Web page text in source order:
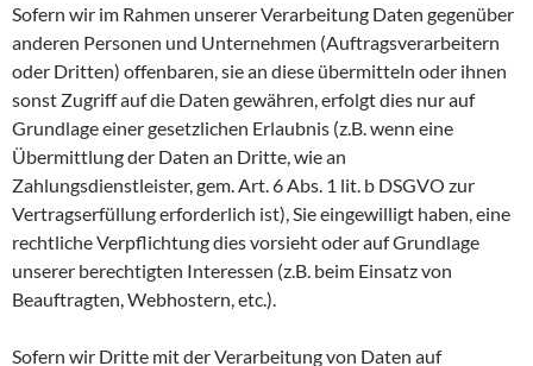
Sofern wir im Rahmen unserer Verarbeitung Daten gegenüber
anderen Personen und Unternehmen (Auftragsverarbeitern
oder Dritten) offenbaren, sie an diese übermitteln oder ihnen
sonst Zugriff auf die Daten gewähren, erfolgt dies nur auf
Grundlage einer gesetzlichen Erlaubnis (z.B. wenn eine
Übermittlung der Daten an Dritte, wie an
Zahlungsdienstleister, gem. Art. 6 Abs. 1 lit. b DSGVO zur
Vertragserfüllung erforderlich ist), Sie eingewilligt haben, eine
rechtliche Verpflichtung dies vorsieht oder auf Grundlage
unserer berechtigten Interessen (z.B. beim Einsatz von
Beauftragten, Webhostern, etc.).
Sofern wir Dritte mit der Verarbeitung von Daten auf